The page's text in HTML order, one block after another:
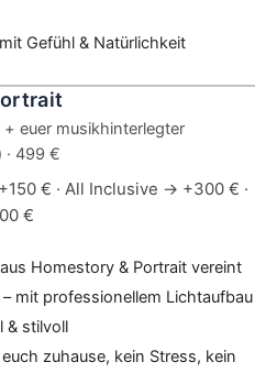
Gefühl & Natürlichkeit
+ euer musikhinterlegter
· 499 €
€ · All Inclusive → +300 € ·
€
Homestory & Portrait vereint
mit professionellem Lichtaufbau
& stilvoll
zuhause, kein Stress, kein